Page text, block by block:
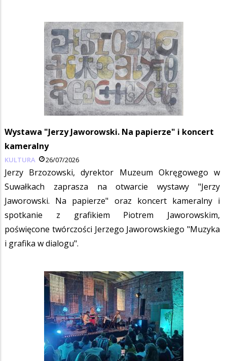
Wystawa "Jerzy Jaworowski. Na papierze" i koncert
kameralny
KULTURA 26/07/2026
Jerzy Brzozowski, dyrektor Muzeum Okręgowego w
Suwałkach zaprasza na otwarcie wystawy "Jerzy
Jaworowski. Na papierze" oraz koncert kameralny i
spotkanie z grafikiem Piotrem Jaworowskim,
poświęcone twórczości Jerzego Jaworowskiego "Muzyka
i grafika w dialogu".